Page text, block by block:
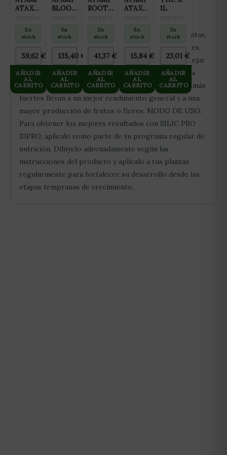
que buscan mejorar la calidad y durabilidad de sus
Plantas: Aumenta la fortaleza estructural de las plantas,
haciéndolas más resistentes a plagas y enfermedades.
Soporte contra el Estrés: Ayuda a las plantas a manejar
mejor el estrés causado por extremos térmicos y la
escasez de agua. Potencia la Productividad: Plantas más
fuertes llevan a un mejor rendimiento general y a una
mayor producción de frutos o flores. MODO DE USO:
Para obtener los mejores resultados con SILIC PRO
33PRO, aplícalo como parte de tu programa regular de
nutrición. Dilúyelo adecuadamente según las
instrucciones del producto y aplícalo a tus plantas
regularmente para fortalecer su desarrollo desde las
etapas tempranas de crecimiento.
ATA XL
En
stock
59,62 €
AÑADIR
AL
CARRITO
BLOOMBASTIC
En
stock
135,40 €
AÑADIR
AL
CARRITO
ROOTBASTIC
En
stock
41,37€
AÑADIR
AL
CARRITO
ATA XL
En
stock
15,84 €
AÑADIR
AL
CARRITO
1L
En
stock
23,01€
AÑADIR
AL
CARRITO